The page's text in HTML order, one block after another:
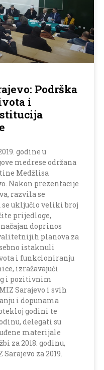
Podrška
i
godine u
medrese održana
Medžlisa
Nakon prezentacije
razvila se
se uključio veliki broj
prijedloge,
doprinos
planova za
istaknuli
i funkcioniranju
izražavajući
i pozitivnim
Sarajevo i svih
i dopunama
godini te
delegati su
materijale
za 2018. godinu,
za 2019.